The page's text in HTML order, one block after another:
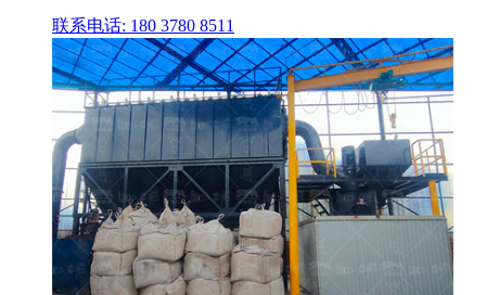
联系电话: 180 3780 8511